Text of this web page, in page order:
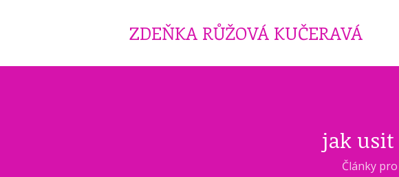
ZDEŇKA RŮŽOVÁ KUČERAVÁ
jak usit
Články